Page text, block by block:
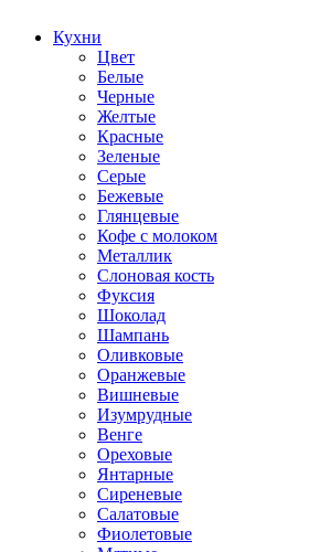
Кухни
Цвет
Белые
Черные
Желтые
Красные
Зеленые
Серые
Бежевые
Глянцевые
Кофе с молоком
Металлик
Слоновая кость
Фуксия
Шоколад
Шампань
Оливковые
Оранжевые
Вишневые
Изумрудные
Венге
Ореховые
Янтарные
Сиреневые
Салатовые
Фиолетовые